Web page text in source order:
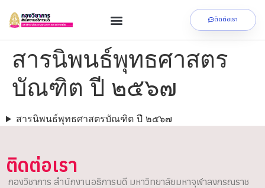
ติดต่อเรา
สารนิพนธ์พุทธศาสตร
บัณฑิต ปี ๒๕๖๗
สารนิพนธ์พุทธศาสตรบัณฑิต ปี ๒๕๖๗
ติดต่อเรา
กองวิชาการ สำนักงานอธิการบดี มหาวิทยาลัยมหาจุฬาลงกรณราช